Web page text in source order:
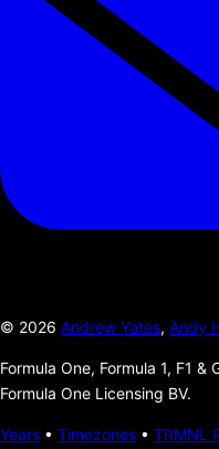
© 2026 Andrew Yates, Andy
Formula One, Formula 1, F1
Formula One Licensing BV.
Years • Timezones • TRMNL